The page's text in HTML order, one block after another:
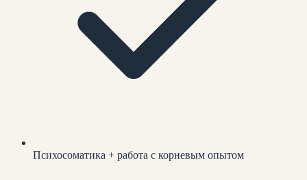
Психосоматика + работа с корневым опытом